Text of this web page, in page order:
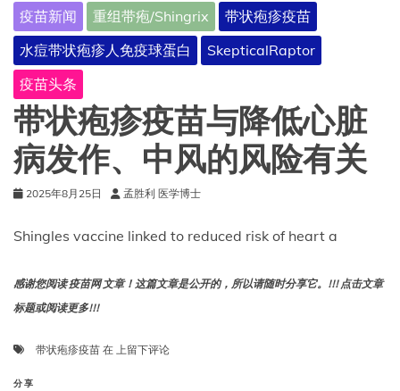
疫苗新闻 重组带疱/Shingrix
带状疱疹疫苗
水痘带状疱疹人免疫球蛋白
SkepticalRaptor
疫苗头条
带状疱疹疫苗与降低心脏
病发作、中风的风险有关
2025年8月25日 孟胜利 医学博士
Shingles vaccine linked to reduced risk of heart a
感谢您阅读 疫苗网 文章！这篇文章是公开的，所以请随时分享它。!!! 点击文章
标题或阅读更多!!!
带状疱疹疫苗 在 带
上留下评论
分享